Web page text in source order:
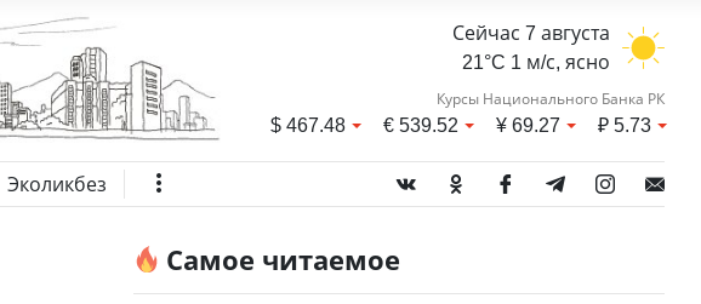
Сейчас 7 августа
21°C 1 м/с, ясно
Курсы Национального Банка РК
$467.48 €539.52 ¥69.27 ₽5.73
Эколикбез
Самое читаемое